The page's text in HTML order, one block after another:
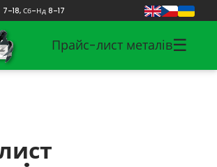
7–18, Сб–Нд 8–17
Прайс-лист металів☰